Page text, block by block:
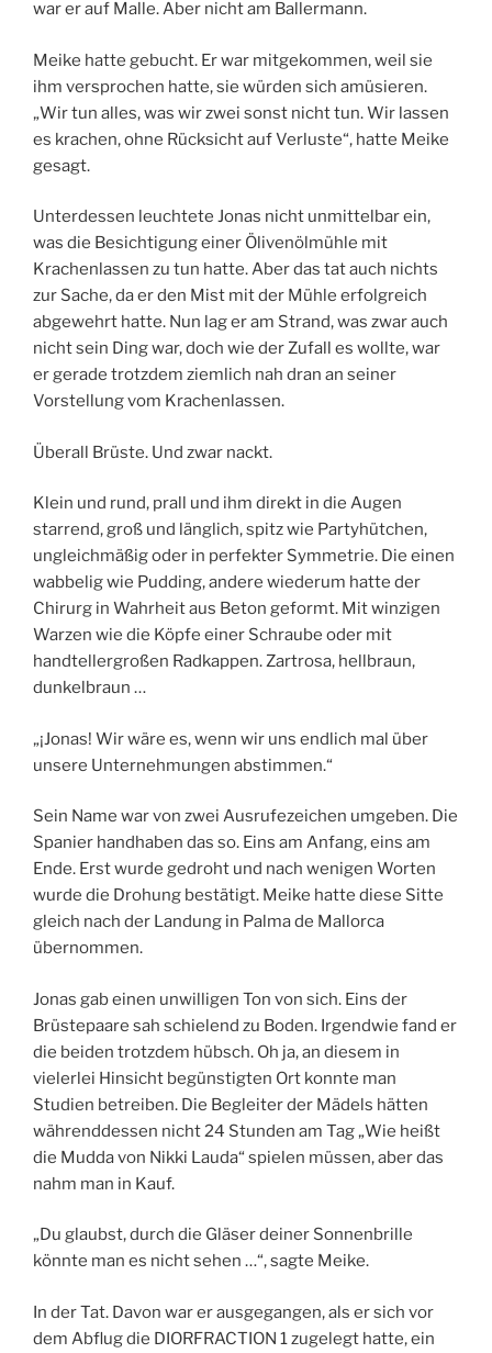
war er auf Malle. Aber nicht am Ballermann.
Meike hatte gebucht. Er war mitgekommen, weil sie
ihm versprochen hatte, sie würden sich amüsieren.
„Wir tun alles, was wir zwei sonst nicht tun. Wir lassen
es krachen, ohne Rücksicht auf Verluste“, hatte Meike
gesagt.
Unterdessen leuchtete Jonas nicht unmittelbar ein,
was die Besichtigung einer Ölivenölmühle mit
Krachenlassen zu tun hatte. Aber das tat auch nichts
zur Sache, da er den Mist mit der Mühle erfolgreich
abgewehrt hatte. Nun lag er am Strand, was zwar auch
nicht sein Ding war, doch wie der Zufall es wollte, war
er gerade trotzdem ziemlich nah dran an seiner
Vorstellung vom Krachenlassen.
Überall Brüste. Und zwar nackt.
Klein und rund, prall und ihm direkt in die Augen
starrend, groß und länglich, spitz wie Partyhütchen,
ungleichmäßig oder in perfekter Symmetrie. Die einen
wabbelig wie Pudding, andere wiederum hatte der
Chirurg in Wahrheit aus Beton geformt. Mit winzigen
Warzen wie die Köpfe einer Schraube oder mit
handtellergroßen Radkappen. Zartrosa, hellbraun,
dunkelbraun …
„¡Jonas! Wir wäre es, wenn wir uns endlich mal über
unsere Unternehmungen abstimmen.“
Sein Name war von zwei Ausrufezeichen umgeben. Die
Spanier handhaben das so. Eins am Anfang, eins am
Ende. Erst wurde gedroht und nach wenigen Worten
wurde die Drohung bestätigt. Meike hatte diese Sitte
gleich nach der Landung in Palma de Mallorca
übernommen.
Jonas gab einen unwilligen Ton von sich. Eins der
Brüstepaare sah schielend zu Boden. Irgendwie fand er
die beiden trotzdem hübsch. Oh ja, an diesem in
vielerlei Hinsicht begünstigten Ort konnte man
Studien betreiben. Die Begleiter der Mädels hätten
währenddessen nicht 24 Stunden am Tag „Wie heißt
die Mudda von Nikki Lauda“ spielen müssen, aber das
nahm man in Kauf.
„Du glaubst, durch die Gläser deiner Sonnenbrille
könnte man es nicht sehen …“, sagte Meike.
In der Tat. Davon war er ausgegangen, als er sich vor
dem Abflug die DIORFRACTION 1 zugelegt hatte, ein